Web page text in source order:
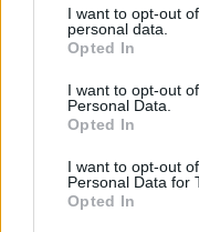
I want to opt-out
personal data.
Opted In
I want to opt-out
Personal Data.
Opted In
I want to opt-out
Personal Data for
Opted In
tartozik, melynek
regisztrációhoz
Az előfizetés a
Portfolio.hu
Kötéslisták:
kötéslistái